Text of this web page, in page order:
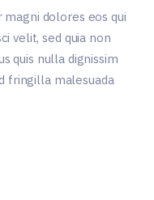
dolores eos qui
velit, sed quia non
quis nulla dignissim
fringilla malesuada